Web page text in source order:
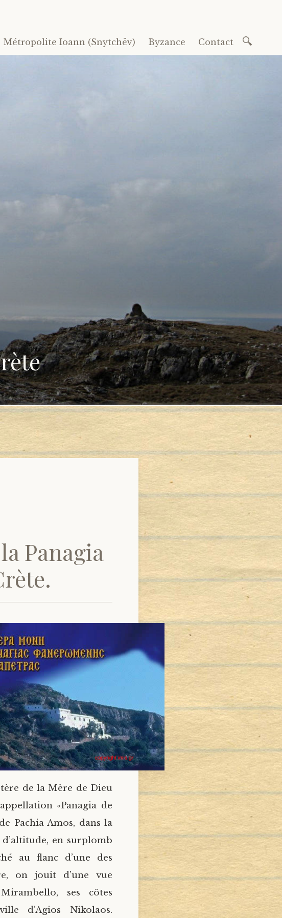
Métropolite Ioann (Snytchëv) Byzance Contact
Panagia
de la Mère de Dieu
«Panagia de
Pachia Amos, dans la
en surplomb
au flanc d’une des
on jouit d’une vue
ses côtes
d’Agios Nikolaos.